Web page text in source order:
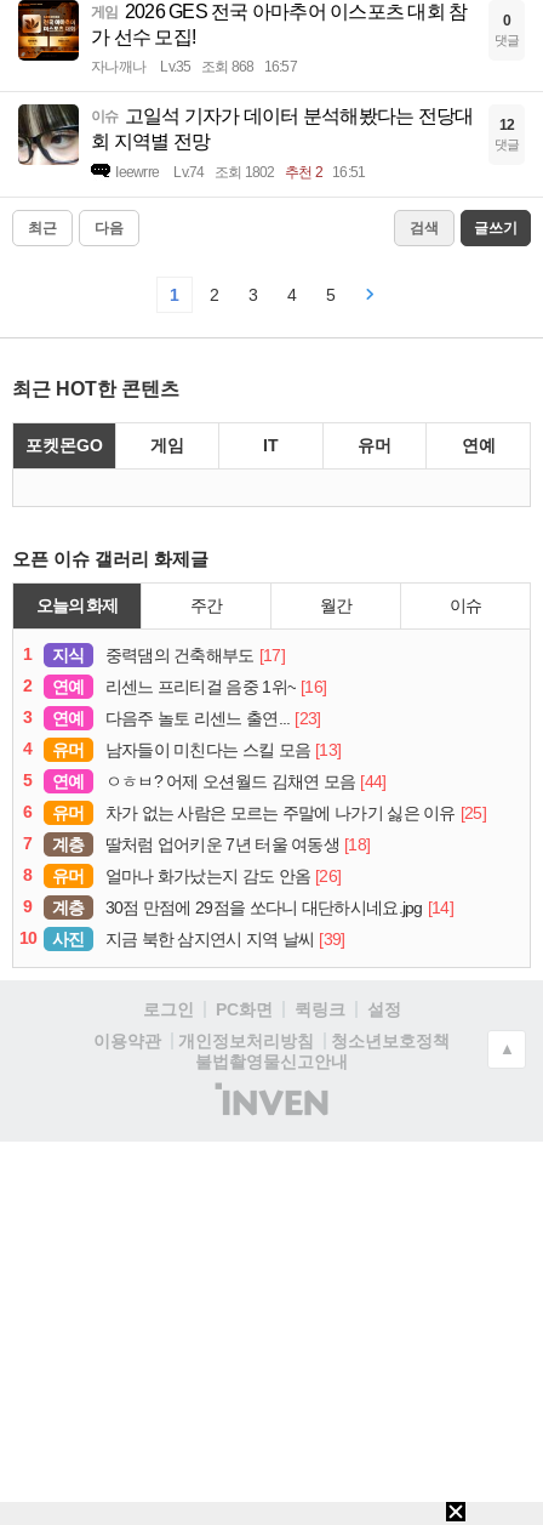
게임
2026 GES 전국 아마추어 이스포츠 대회 참
가 선수 모집!
자나깨나 Lv.35 조회 868 16:57
0
댓글
이슈 고일석 기자가 데이터 분석해봤다는 전당대
회 지역별 전망
Ieewrre Lv.74 조회 1802 추천 2 16:51
12
댓글
최근 다음 검색 글쓰기
1 2 3 4 5
최근 HOT한 콘텐츠
포켓몬GO 게임 IT 유머 연예
오픈 이슈 갤러리 화제글
오늘의 화제 주간 월간 이슈
1 지식 중력댐의 건축해부도 [17]
2
연예 리센느 프리티걸 음중 1위~ [16]
3
연예 다음주 놀토 리센느 출연... [23]
4
유머 남자들이 미친다는 스킬 모음 [13]
5
연예 ㅇㅎㅂ? 어제 오션월드 김채연 모음 [44]
6
유머 차가 없는 사람은 모르는 주말에 나가기 싫은 이유 [25]
7
계층 딸처럼 업어키운 7년 터울 여동생 [18]
8
유머 얼마나 화가났는지 감도 안옴 [26]
9
계층 30점 만점에 29점을 쏘다니 대단하시네요.jpg [14]
10
사진 지금 북한 삼지연시 지역 날씨 [39]
로그인 PC화면 퀵링크
설정
이용약관
개인정보처리방침
청소년보호정책
불법촬영물신고안내
(주)
인
▲